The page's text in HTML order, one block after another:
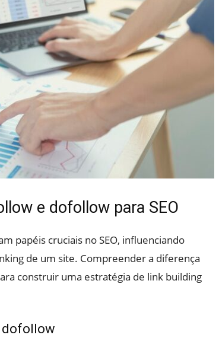
e dofollow para SEO
papéis cruciais no SEO, influenciando
de um site. Compreender a diferença
construir uma estratégia de link building
dofollow